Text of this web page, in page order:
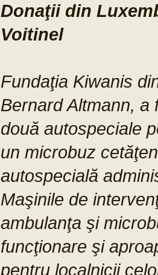
Donaţii din
Voitinel
Fundaţia Kiwanis
Bernard Altmann,
două autospeciale
un microbuz
autospecială
Maşinile de
ambulanţa şi
funcţionare şi
pentru localnicii